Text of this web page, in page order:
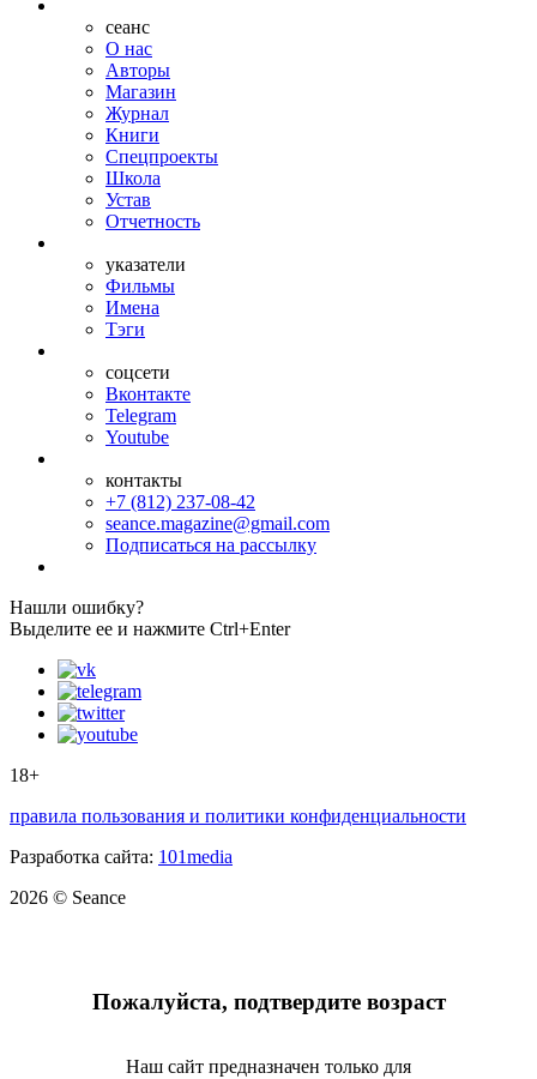
сеанс
О нас
Авторы
Магазин
Журнал
Книги
Спецпроекты
Школа
Устав
Отчетность
указатели
Фильмы
Имена
Тэги
соцсети
Вконтакте
Telegram
Youtube
контакты
+7 (812) 237-08-42
seance.magazine@gmail.com
Подписаться на рассылку
Нашли ошибку?
Выделите ее и нажмите Ctrl+Enter
18+
правила пользования и политики конфиденциальности
Разработка сайта: 101media
2026 © Seance
Пожалуйста, подтвердите возраст
Наш сайт предназначен только для